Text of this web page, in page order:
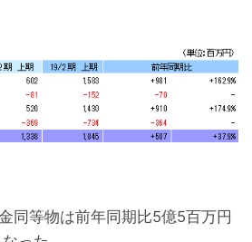
同等物は前年同期比5億5百万円